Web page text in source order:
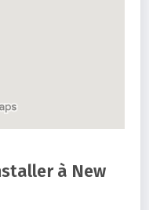
à New